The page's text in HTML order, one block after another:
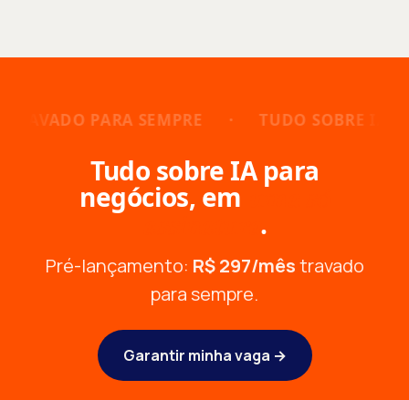
· TUDO SOBRE IA PARA NEGÓCIOS
Tudo sobre IA para
negócios, em
.
Pré-lançamento: R$ 297/mêstravado
para sempre.
Garantir minha vaga →